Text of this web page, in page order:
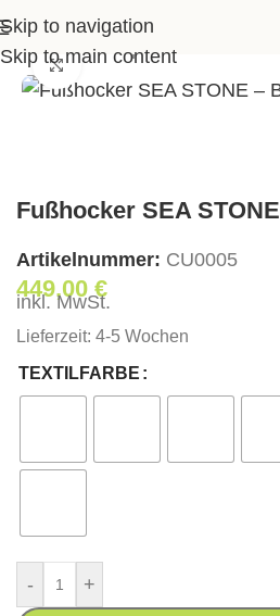
Skip to navigation
Skip to main content
>Shop>Wohnen
Klick zum Vergrößern
Fußhocker SEA STONE
Artikelnummer: СU0005
449,00€
inkl. MwSt.
Lieferzeit: 4-5 Wochen
TEXTILFARBE
- +